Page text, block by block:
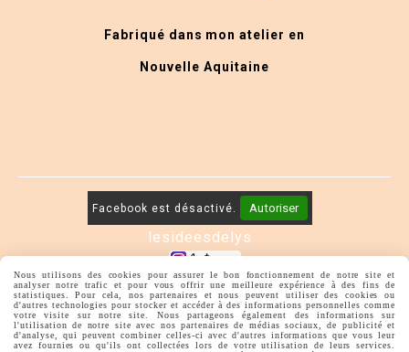
Fabriqué dans mon atelier en
Nouvelle Aquitaine
Facebook est désactivé. Autoriser
lesideesdelys
Mentions Légales
Conditions générales de vente
Politique de confidentialité
Gestion cookies
Mon Compte
Créer un site internet
Nous utilisons des cookies pour assurer le bon fonctionnement de notre site et
analyser notre trafic et pour vous offrir une meilleure expérience à des fins de
statistiques. Pour cela, nos partenaires et nous peuvent utiliser des cookies ou
d'autres technologies pour stocker et accéder à des informations personnelles comme
votre visite sur notre site. Nous partageons également des informations sur
l'utilisation de notre site avec nos partenaires de médias sociaux, de publicité et
d'analyse, qui peuvent combiner celles-ci avec d'autres informations que vous leur
avez fournies ou qu'ils ont collectées lors de votre utilisation de leurs services.